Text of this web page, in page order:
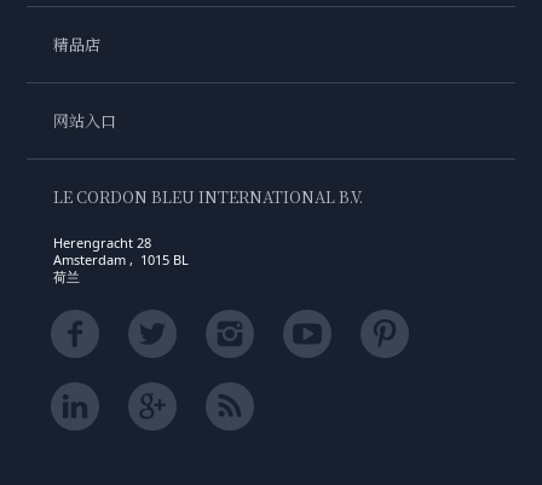
精品店
网站入口
LE CORDON BLEU INTERNATIONAL B.V.
Herengracht 28
Amsterdam , 1015 BL
荷兰